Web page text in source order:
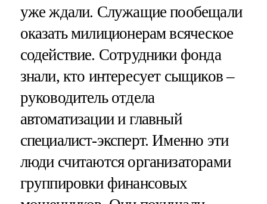
уже ждали. Служащие пообещали
оказать милиционерам всяческое
содействие. Сотрудники фонда
знали, кто интересует сыщиков –
руководитель отдела
автоматизации и главный
специалист-эксперт. Именно эти
люди считаются организаторами
группировки финансовых